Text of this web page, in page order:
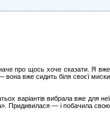
про щось хоче сказати. Я вже
вже сидить біля своєї миски
варіантів вибрала вже для неї
Придивилася — і побачила свою